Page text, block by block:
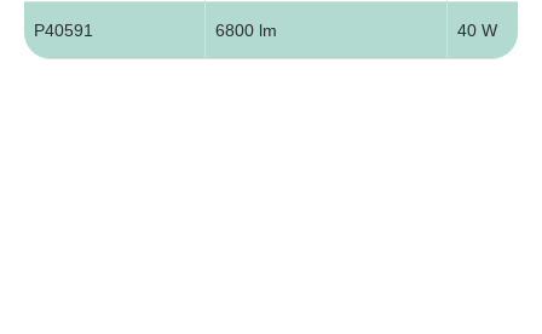
P40591 6800 lm 40 W